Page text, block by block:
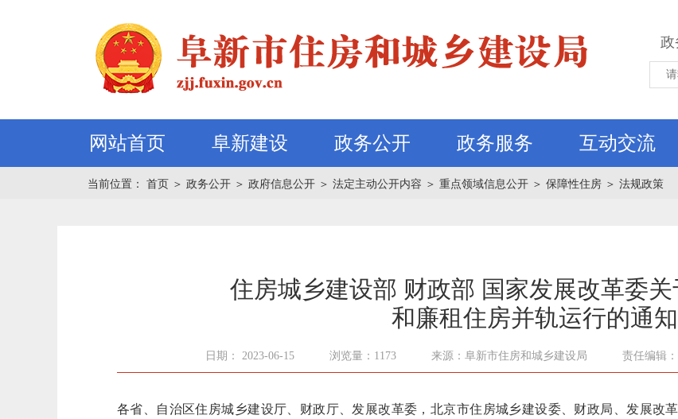
政
网站首页 阜新建设 政务公开 政务服务 互动交流
当前位置： 首页 ＞ 政务公开 ＞ 政府信息公开 ＞ 法定主动公开内容 ＞ 重点领域信息公开 ＞ 保障性住房 ＞ 法规政策
住房城乡建设部 财政部 国家发展改革委
和廉租住房并轨运行的通知
日期： 2023-06-15 浏览量：1173 来源：阜新市住房和城乡建设局 责任编辑
各省、自治区住房城乡建设厅、财政厅、发展改革委，北京市住房城乡建设委、财政局、发展改